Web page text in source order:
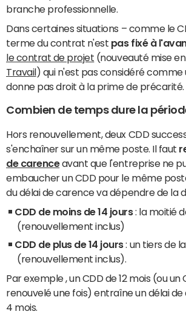
branche professionnelle.
Dans certaines situations – comme le
terme du contrat n'est pas fixé à
le contrat de projet (nouveauté mise
Travail ) qui n'est pas considéré comme
donne pas droit à la prime de précarité.
Combien de temps dure la
Hors renouvellement, deux CDD
s'enchaîner sur un même poste. Il faut
de carenceavant que l'entreprise ne
embaucher un CDD pour le même
du délai de carence va dépendre de la
CDD de moins de 14 jours: la moitié
(renouvellement inclus)
CDD de plus de 14 jours: un tiers de
(renouvellement inclus).
Par exemple , un CDD de 12 mois (ou un
renouvelé une fois) entraîne un délai
4 mois.